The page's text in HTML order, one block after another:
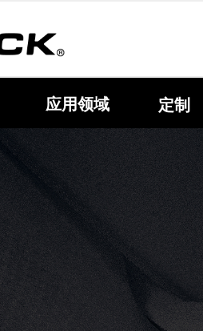
定制
应用领域